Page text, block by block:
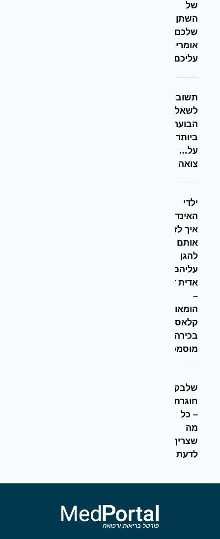
של
השתן
שלכם
אומרים
עליכם?
תשובות
לשאלות
הבוערות
ביותר
על…
צואה
ילדי
האינדיגו –
איך לזהות
אותם ואיך
להגן
עליהם –
אדית דניאל
–
הומאופתית
קלאסית
בכירה
מוסמכת
שלבקת
חוגרת
– כל
מה
שצריך
לדעת